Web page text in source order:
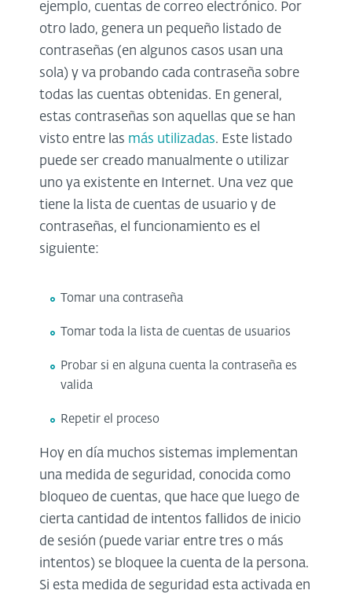
ejemplo, cuentas de correo electrónico. Por
otro lado, genera un pequeño listado de
contraseñas (en algunos casos usan una
sola) y va probando cada contraseña sobre
todas las cuentas obtenidas. En general,
estas contraseñas son aquellas que se han
visto entre las más utilizadas. Este listado
puede ser creado manualmente o utilizar
uno ya existente en Internet. Una vez que
tiene la lista de cuentas de usuario y de
contraseñas, el funcionamiento es el
siguiente:
Tomar una contraseña
Tomar toda la lista de cuentas de usuarios
Probar si en alguna cuenta la contraseña es
valida
Repetir el proceso
Hoy en día muchos sistemas implementan
una medida de seguridad, conocida como
bloqueo de cuentas, que hace que luego de
cierta cantidad de intentos fallidos de inicio
de sesión (puede variar entre tres o más
intentos) se bloquee la cuenta de la persona.
Si esta medida de seguridad esta activada en